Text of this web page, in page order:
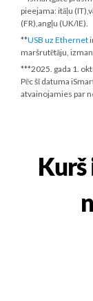
pieejama: itāļu
(FR),angļu (UK/IE).
**USB uz Ethernet
maršrutētāju,
***2025. gada 1.
Pēc šī datuma
atvainojamies par
Kurš